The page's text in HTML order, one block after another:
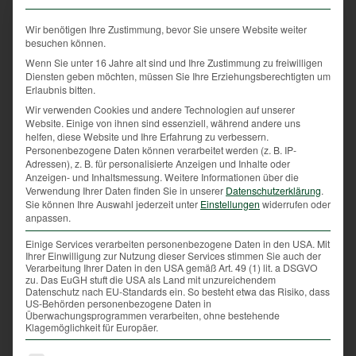
das grün-karierte Hemd und der Steirerjanker zu
sehen, die Bluejeans bleiben im Kasten! Diese
„Einheitlichkeit“ betont das
Zusammengehörigkeitsgefühl innerhalb der
Jägerschaft. Wie eine Uniform, ein Zunftzeichen, wird
das Grün mit Stolz getragen.
Doch ein wenig ist auch diese Tradition im Wandel:
In letzter Zeit sind bei Gesellschaftsjagden vermehrt
Jägern mit teilweise oranger Oberbekleidung zu
sehen. Auch das orange Hutband ist bereits zur
Selbstverständlichkeit geworden. Beides
gewährleistet eine bessere Sichtbarkeit aller Jäger
und dient damit der Sicherheit im Jagdbetrieb. Für
das Wild hingegen sind diese roten und orangen
Warnfarben nicht wahrnehmbar. Das Farbsehen von
Reh, Hase und Co. ist vergleichbar mit einer Rot-
Grün-Blindheit.
So sehr sich der Jäger also in seinem Jagdgrün
Wir benötigen Ihre Zustimmung, bevor Sie unsere Website weiter
besuchen können.
Wenn Sie unter 16 Jahre alt sind und Ihre Zustimmung zu freiwilligen
Diensten geben möchten, müssen Sie Ihre Erziehungsberechtigten um
Erlaubnis bitten.
Wir verwenden Cookies und andere Technologien auf unserer
Website. Einige von ihnen sind essenziell, während andere uns
helfen, diese Website und Ihre Erfahrung zu verbessern.
Personenbezogene Daten können verarbeitet werden (z. B. IP-
Adressen), z. B. für personalisierte Anzeigen und Inhalte oder
Anzeigen- und Inhaltsmessung. Weitere Informationen über die
Verwendung Ihrer Daten finden Sie in unserer Datenschutzerklärung.
Sie können Ihre Auswahl jederzeit unter Einstellungen widerrufen oder
anpassen.
Einige Services verarbeiten personenbezogene Daten in den USA. Mit
Ihrer Einwilligung zur Nutzung dieser Services stimmen Sie auch der
Verarbeitung Ihrer Daten in den USA gemäß Art. 49 (1) lit. a DSGVO
zu. Das EuGH stuft die USA als Land mit unzureichendem
Datenschutz nach EU-Standards ein. So besteht etwa das Risiko, dass
US-Behörden personenbezogene Daten in
Überwachungsprogrammen verarbeiten, ohne bestehende
Klagemöglichkeit für Europäer.